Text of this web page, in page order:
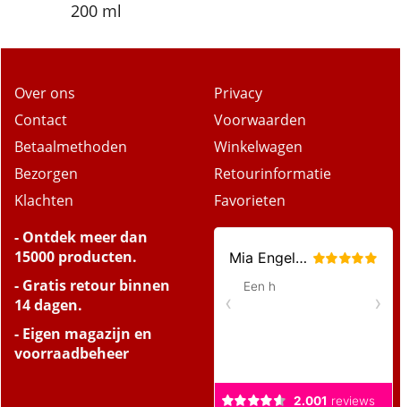
200 ml
Over ons
Contact
Betaalmethoden
Bezorgen
Klachten
Privacy
Voorwaarden
Winkelwagen
Retourinformatie
Favorieten
- Ontdek meer dan
15000 producten.
- Gratis retour binnen
14 dagen.
- Eigen magazijn en
voorraadbeheer